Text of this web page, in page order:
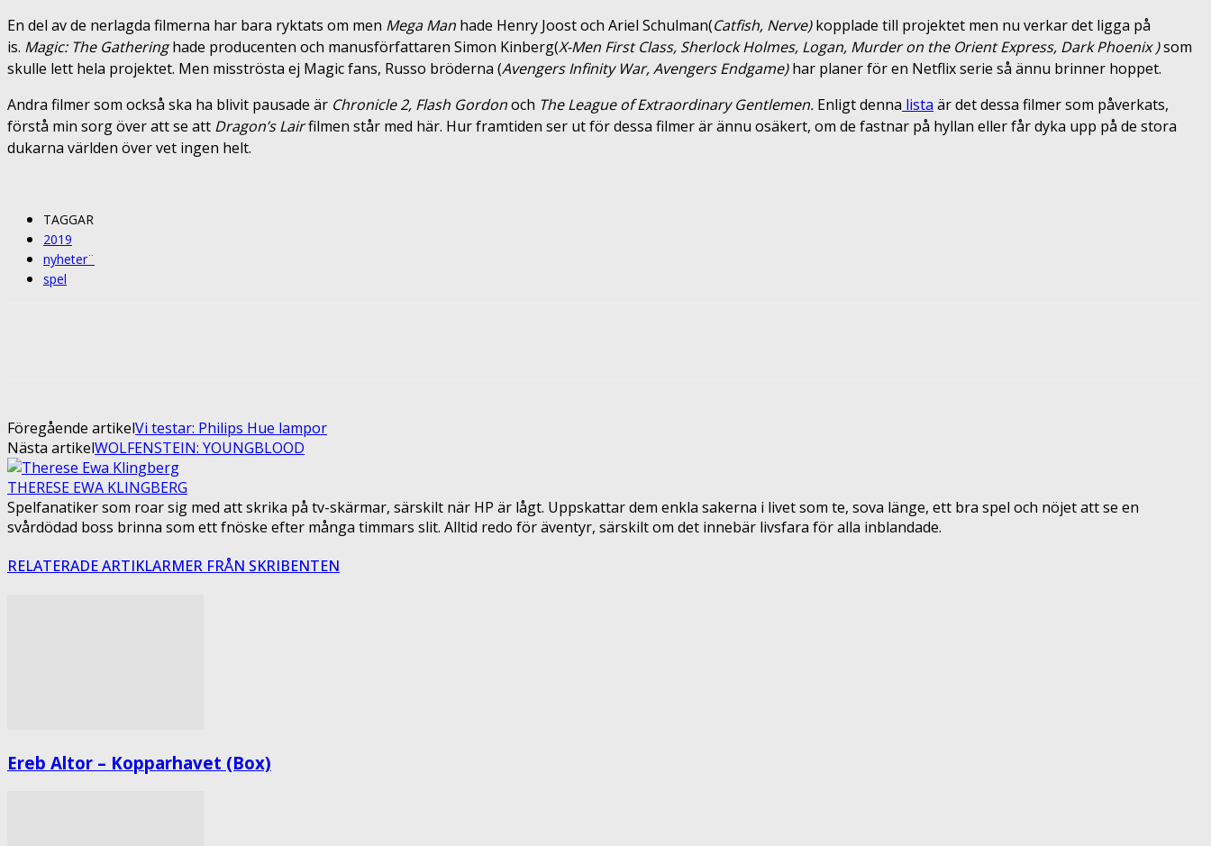
En del av de nerlagda filmerna har bara ryktats om men Mega Man hade Henry Joost och Ariel Schulman(Catfish, Nerve)kopplade till projektet men nu verkar det ligga på
is. Magic: The Gatheringhade producenten och manusförfattaren Simon Kinberg(X-Men First Class, Sherlock Holmes, Logan, Murder on the Orient Express, Dark Phoenix )som
skulle lett hela projektet. Men misströsta ej Magic fans, Russo bröderna (Avengers Infinity War, Avengers Endgame)har planer för en Netflix serie så ännu brinner hoppet.
Andra filmer som också ska ha blivit pausade är Chronicle 2, Flash Gordonoch The League of Extraordinary Gentlemen. Enligt denna lista är det dessa filmer som påverkats,
förstå min sorg över att se att Dragon’s Lairfilmen står med här. Hur framtiden ser ut för dessa filmer är ännu osäkert, om de fastnar på hyllan eller får dyka upp på de stora
dukarna världen över vet ingen helt.
TAGGAR
2019
nyheter¨
spel
Föregående artikelVi testar: Philips Hue lampor
Nästa artikelWOLFENSTEIN: YOUNGBLOOD
THERESE EWA KLINGBERG
Spelfanatiker som roar sig med att skrika på tv-skärmar, särskilt när HP är lågt. Uppskattar dem enkla sakerna i livet som te, sova länge, ett bra spel och nöjet att se en
svårdödad boss brinna som ett fnöske efter många timmars slit. Alltid redo för äventyr, särskilt om det innebär livsfara för alla inblandade.
RELATERADE ARTIKLARMER FRÅN SKRIBENTEN
Ereb Altor – Kopparhavet (Box)